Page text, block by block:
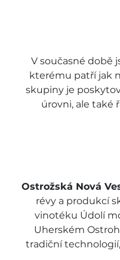
V současné době
kterému patří jak
skupiny je
úrovni, ale také
Ostrožská Nová
révy a produkcí
vinotéku Údolí
Uherském
tradiční